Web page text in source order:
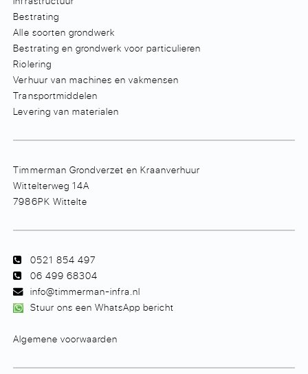
Bestrating
Alle soorten grondwerk
Bestrating en grondwerk voor particulieren
Riolering
Verhuur van machines en vakmensen
Transportmiddelen
Levering van materialen
Timmerman Grondverzet en Kraanverhuur
Wittelterweg 14A
7986PK Wittelte
0521 854 497
06 499 68304
info@timmerman-infra.nl
Stuur ons een WhatsApp bericht
Algemene voorwaarden